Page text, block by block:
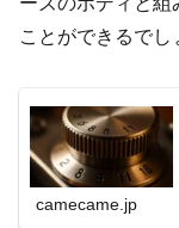
ことができるでし
camecame.jp